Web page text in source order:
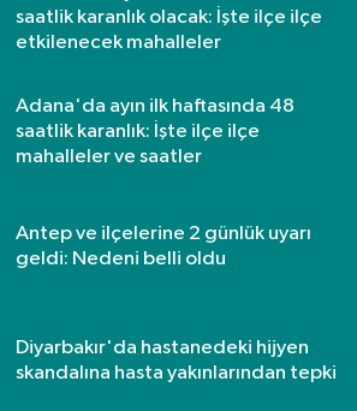
saatlik karanlık olacak: İşte ilçe ilçe
etkilenecek mahalleler
Adana'da ayın ilk haftasında 48
saatlik karanlık: İşte ilçe ilçe
mahalleler ve saatler
Antep ve ilçelerine 2 günlük uyarı
geldi: Nedeni belli oldu
Diyarbakır'da hastanedeki hijyen
skandalına hasta yakınlarından tepki